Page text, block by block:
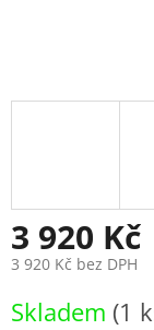
3 920 Kč
3 920 Kč bez DPH
cena:
Skladem (1